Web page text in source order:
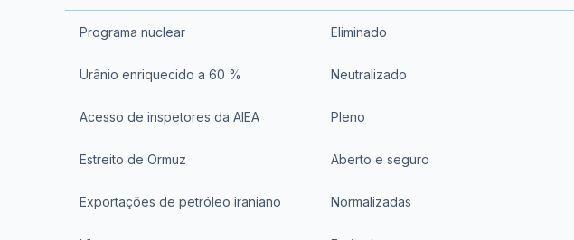
Programa nuclear Eliminado
Urânio enriquecido a 60 % Neutralizado
Acesso de inspetores da AIEA Pleno
Estreito de Ormuz Aberto e seguro
Exportações de petróleo iraniano Normalizadas